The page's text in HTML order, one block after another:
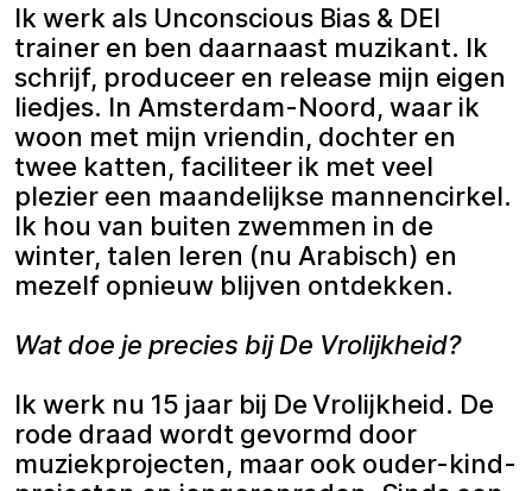
Ik werk als Unconscious Bias & DEI
trainer en ben daarnaast muzikant. Ik
schrijf, produceer en release mijn eigen
liedjes. In Amsterdam-Noord, waar ik
woon met mijn vriendin, dochter en
twee katten, faciliteer ik met veel
plezier een maandelijkse mannencirkel.
Ik hou van buiten zwemmen in de
winter, talen leren (nu Arabisch) en
mezelf opnieuw blijven ontdekken.
Wat doe je precies bij De Vrolijkheid?
Ik werk nu 15 jaar bij De Vrolijkheid. De
rode draad wordt gevormd door
muziekprojecten, maar ook ouder-kind-